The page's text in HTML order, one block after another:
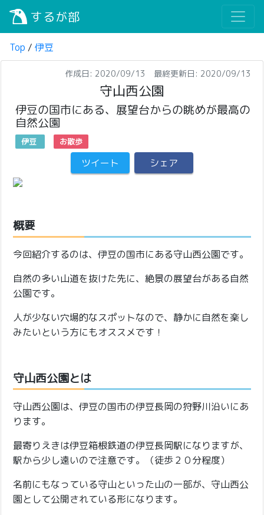
するが部
Top / 伊豆
作成日: 2020/09/13 最終更新日: 2020/09/13
守山西公園
伊豆の国市にある、展望台からの眺めが最高の
自然公園
伊豆 お散歩
ツイート シェア
概要
今回紹介するのは、伊豆の国市にある守山西公園です。
自然の多い山道を抜けた先に、絶景の展望台がある自然
公園です。
人が少ない穴場的なスポットなので、静かに自然を楽し
みたいという方にもオススメです！
守山西公園とは
守山西公園は、伊豆の国市の伊豆長岡の狩野川沿いにあ
ります。
最寄りえきは伊豆箱根鉄道の伊豆長岡駅になりますが、
駅から少し遠いので注意です。（徒歩２０分程度）
名前にもなっている守山といった山の一部が、守山西公
園として公開されている形になります。